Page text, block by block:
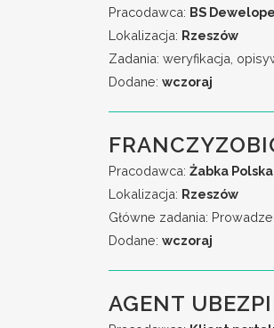
Pracodawca: BS
Lokalizacja: Rzeszów
Zadania: weryfikacja,
Dodane: wczoraj
Pracodawca: Żabka Polska
Lokalizacja: Rzeszów
Główne zadania:
Dodane: wczoraj
AGENT